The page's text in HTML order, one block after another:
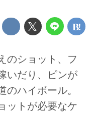
のショット、フ
いだり、ピンが
のハイボール。
ットが必要なケ